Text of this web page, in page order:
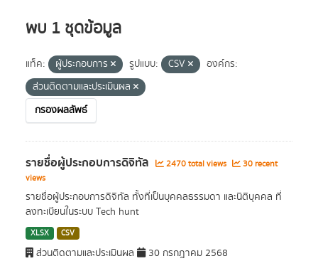
พบ 1 ชุดข้อมูล
แท็ค: ผู้ประกอบการ รูปแบบ: CSV
องค์กร:
ส่วนติดตามและประเมินผล
กรองผลลัพธ์
รายชื่อผู้ประกอบการดิจิทัล 2470 total views
30 recent
views
รายชื่อผู้ประกอบการดิจิทัล ทั้งที่เป็นบุคคลธรรมดา และนิติบุคคล ที่
ลงทะเบียนในระบบ Tech hunt
XLSX CSV
ส่วนติดตามและประเมินผล 30 กรกฎาคม 2568